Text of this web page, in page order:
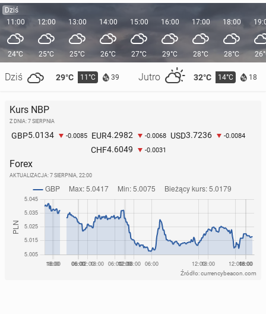
Dziś
11:00
24°C
Dziś 29°C 11°C 39 Jutro 32°C 14°C 18
12:00
25°C
13:00
25°C
14:00
26°C
15:00
27°C
16:00
29°C
17:00
28°C
18:00
28°C
Kurs NBP
Z DNIA: 7 SIERPNIA
GBP5.0134 -0.0085 EUR4.2982 -0.0068 USD3.7236 -0.0084
CHF4.6049 -0.0031
Forex
AKTUALIZACJA: 7 SIERPNIA, 22:00
Źródło: currencybeacon.com